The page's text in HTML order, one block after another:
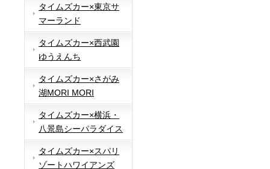
タイムズカー×東京サ
マーランド
タイムズカー×西武園
ゆうえんち
タイムズカー×さがみ
湖MORI MORI
タイムズカー×横浜・
八景島シーパラダイス
タイムズカー×スパリ
ゾートハワイアンズ